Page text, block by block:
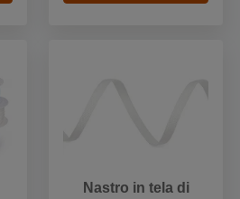
Nastro in tela di